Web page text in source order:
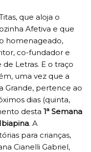
que aloja o
Afetiva e que
homenageado,
co-fundador e
Letras. E o traço
uma vez que a
Grande, pertence ao
dias (quinta,
desta 1ª Semana
. A
para crianças,
Cianelli Gabriel,